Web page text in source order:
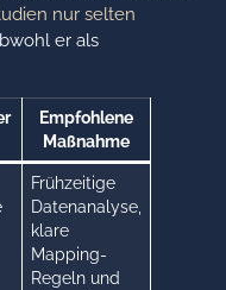
nur selten
er als
Empfohlene
Maßnahme
Frühzeitige
Datenanalyse,
klare
Mapping-
Regeln und